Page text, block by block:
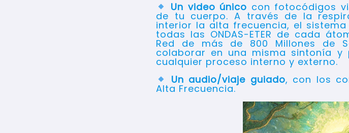
Un video único con fotocódigos
de tu cuerpo. A través de la
interior la alta frecuencia, el
todas las ONDAS-ETER de cada
Red de más de 800 Millones de
colaborar en una misma sintonía
cualquier proceso interno y externo.
Un audio/viaje guiado, con los
Alta Frecuencia.